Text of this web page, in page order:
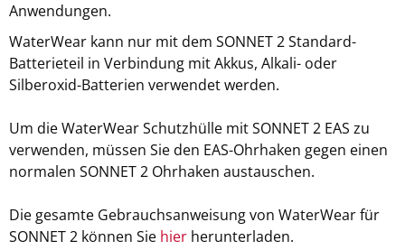
Anwendungen.
WaterWear kann nur mit dem SONNET 2 Standard-
Batterieteil in Verbindung mit Akkus, Alkali- oder
Silberoxid-Batterien verwendet werden.
Um die WaterWear Schutzhülle mit SONNET 2 EAS zu
verwenden, müssen Sie den EAS-Ohrhaken gegen einen
normalen SONNET 2 Ohrhaken austauschen.
Die gesamte Gebrauchsanweisung von WaterWear für
SONNET 2 können Sie hier herunterladen.